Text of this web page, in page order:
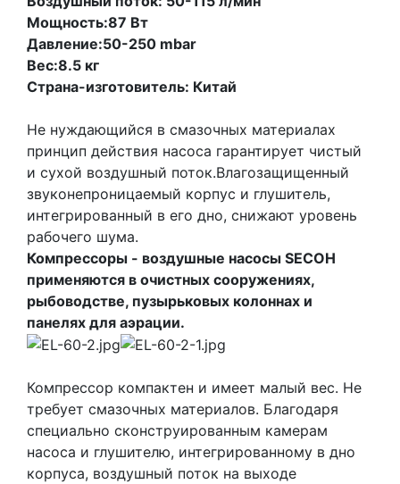
Мощность:87 Вт
Давление:50-250 mbar
Вес:8.5 кг
Страна-изготовитель: Китай
Не нуждающийся в смазочных материалах
принцип действия насоса гарантирует чистый
и сухой воздушный поток.Влагозащищенный
звуконепроницаемый корпус и глушитель,
интегрированный в его дно, снижают уровень
рабочего шума.
Компрессоры - воздушные насосы SECOH
применяются в очистных сооружениях,
рыбоводстве, пузырьковых колоннах и
панелях для аэрации.
Компрессор компактен и имеет малый вес. Не
требует смазочных материалов. Благодаря
специально сконструированным камерам
насоса и глушителю, интегрированному в дно
корпуса, воздушный поток на выходе